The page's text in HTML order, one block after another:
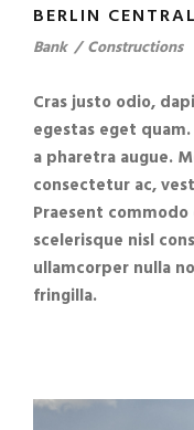
BERLIN
Bank / Constructions
Cras justo odio,
egestas eget
a pharetra augue.
consectetur ac,
Praesent commodo
scelerisque nisl
ullamcorper nulla
fringilla.